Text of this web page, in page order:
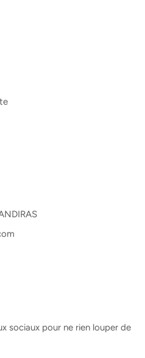
sociaux pour ne rien louper de